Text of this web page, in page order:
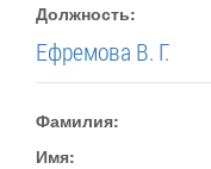
Должность:
Ефремова В. Г.
Фамилия:
Имя: